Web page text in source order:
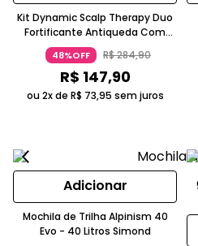
Kit Dynamic Scalp Therapy Duo
Fortificante Antiqueda Com
Queratina Lowell
48%OFF R$284,90
R$ 147,90
ou 2x de R$ 73,95 sem juros
Adicionar
Mochila de Trilha Alpinism 40
Evo - 40 Litros Simond